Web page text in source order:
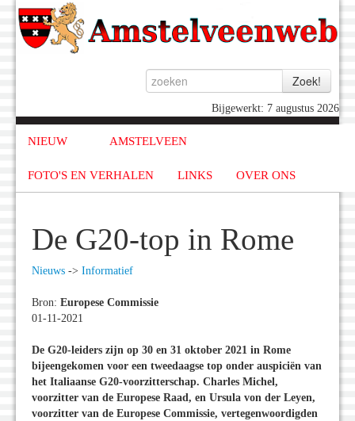
Bijgewerkt: 7 augustus 2026
NIEUW AMSTELVEEN
FOTO'S EN VERHALEN LINKS OVER ONS
De G20-top in Rome
Nieuws -> Informatief
Bron: Europese Commissie
01-11-2021
De G20-leiders zijn op 30 en 31 oktober 2021 in Rome
bijeengekomen voor een tweedaagse top onder auspiciën van
het Italiaanse G20-voorzitterschap. Charles Michel,
voorzitter van de Europese Raad, en Ursula von der Leyen,
voorzitter van de Europese Commissie, vertegenwoordigden